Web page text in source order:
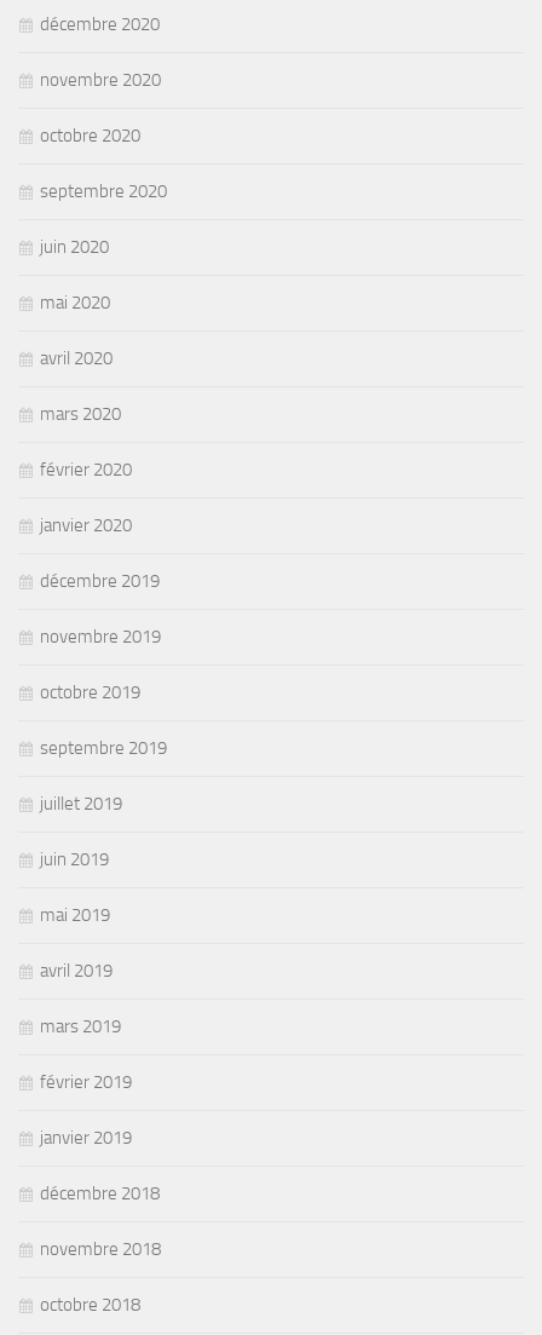
décembre 2020
novembre 2020
octobre 2020
septembre 2020
juin 2020
mai 2020
avril 2020
mars 2020
février 2020
janvier 2020
décembre 2019
novembre 2019
octobre 2019
septembre 2019
juillet 2019
juin 2019
mai 2019
avril 2019
mars 2019
février 2019
janvier 2019
décembre 2018
novembre 2018
octobre 2018